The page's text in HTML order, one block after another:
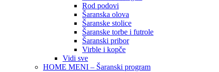
Rod podovi
Šaranska olova
Šaranske stolice
Šaranske torbe i futrole
Šaranski pribor
Virble i kopče
Vidi sve
HOME MENI – Šaranski program